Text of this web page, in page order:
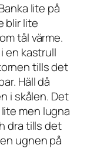
lite på
blir lite
tål värme.
en kastrull
tills det
Häll då
i skålen. Det
men lugna
dra tills det
ugnen på